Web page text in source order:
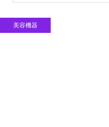
美容機器